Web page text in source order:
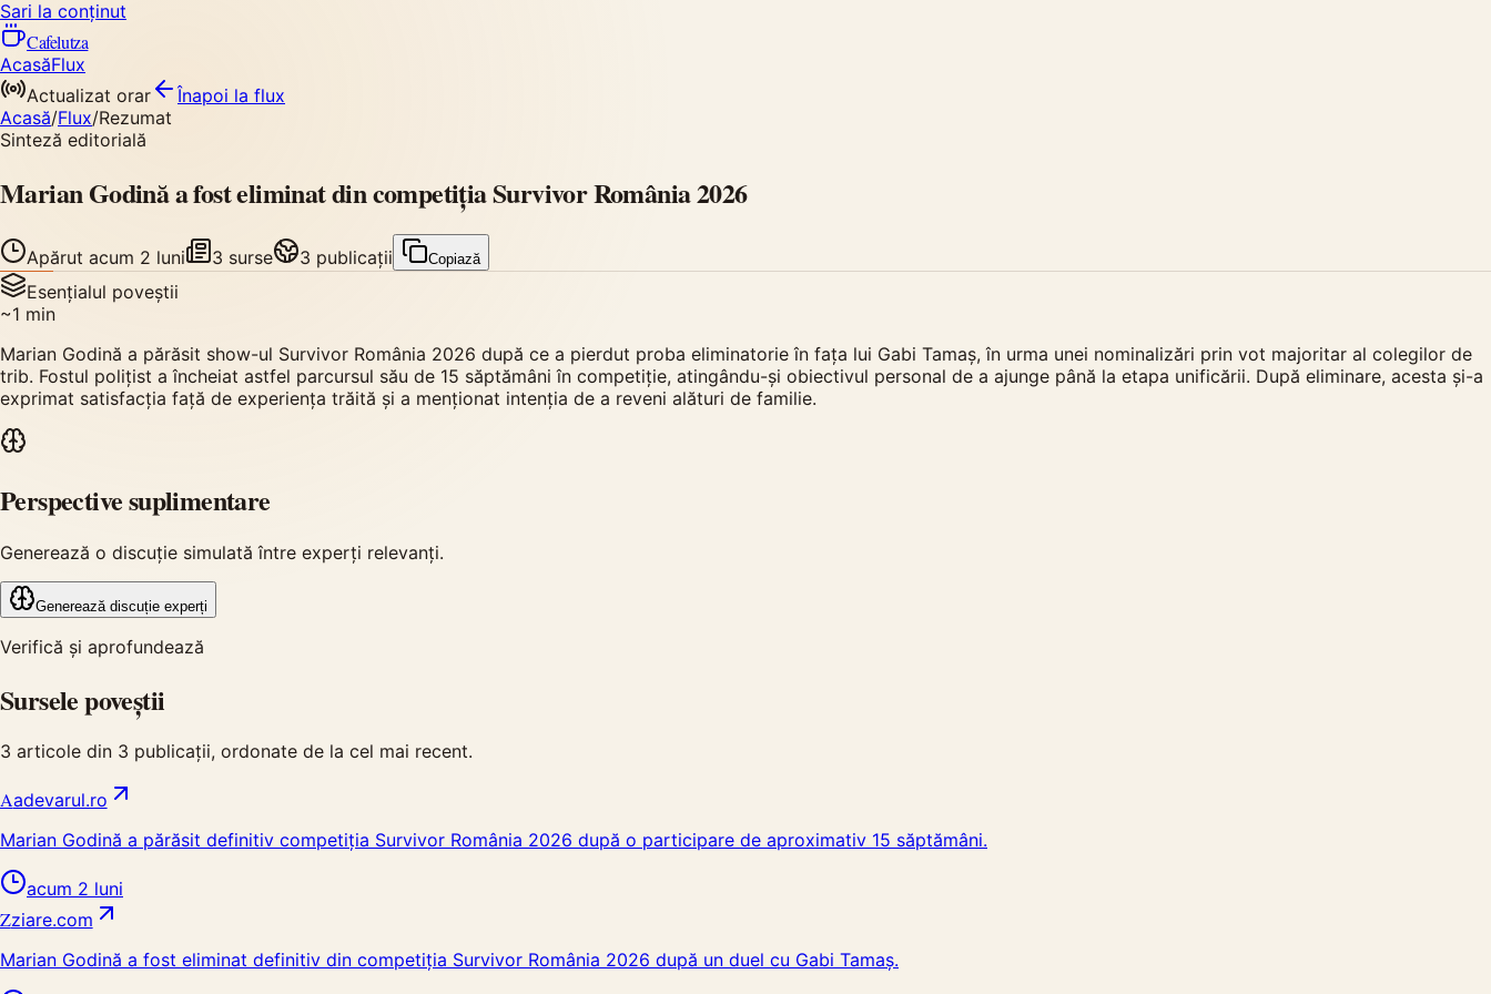
Sari la conținut
Cafelutza
AcasăFlux
Actualizat orar
Înapoi la flux
Acasă/Flux/Rezumat
Sinteză editorială
Marian Godină a fost eliminat din competiția Survivor România 2026
Apărut acum 2 luni 3 surse 3 publicații Copiază
Esențialul poveștii
~1 min
Marian Godină a părăsit show-ul Survivor România 2026 după ce a pierdut proba eliminatorie în fața lui Gabi Tamaș, în urma unei nominalizări prin vot majoritar al colegilor de
trib. Fostul polițist a încheiat astfel parcursul său de 15 săptămâni în competiție, atingându-și obiectivul personal de a ajunge până la etapa unificării. După eliminare, acesta și-a
exprimat satisfacția față de experiența trăită și a menționat intenția de a reveni alături de familie.
Perspective suplimentare
Generează o discuție simulată între experți relevanți.
Generează discuție experți
Verifică și aprofundează
Sursele poveștii
3 articole din 3 publicații, ordonate de la cel mai recent.
Aadevarul.ro
Marian Godină a părăsit definitiv competiția Survivor România 2026 după o participare de aproximativ 15 săptămâni.
acum 2 luni
Zziare.com
Marian Godină a fost eliminat definitiv din competiția Survivor România 2026 după un duel cu Gabi Tamaș.